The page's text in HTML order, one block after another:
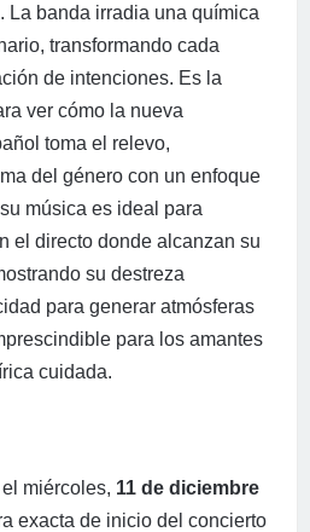
La banda irradia una química
transformando cada
de intenciones. Es la
ver cómo la nueva
toma el relevo,
del género con un enfoque
música es ideal para
el directo donde alcanzan su
su destreza
para generar atmósferas
para los amantes
cuidada.
miércoles, 11 de diciembre
exacta de inicio del concierto